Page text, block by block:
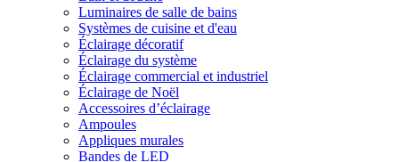
Luminaires de salle de bains
Systèmes de cuisine et d'eau
Éclairage décoratif
Éclairage du système
Éclairage commercial et industriel
Éclairage de Noël
Accessoires d’éclairage
Ampoules
Appliques murales
Bandes de LED